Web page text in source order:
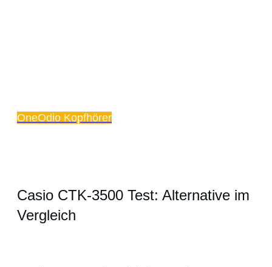
OneOdio Kopfhörer
Casio CTK-3500 Test: Alternative im
Vergleich